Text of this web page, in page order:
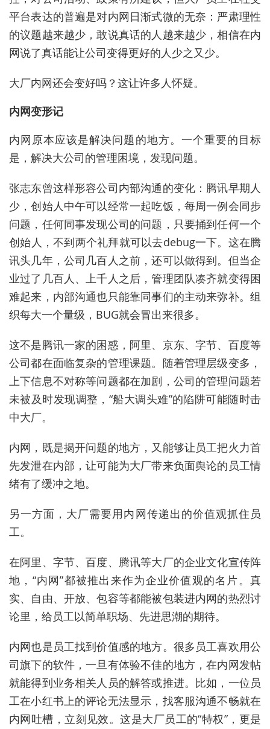
平台表达的普遍是对内网日渐式微的无奈：严肃理性
的议题越来越少，敢说真话的人越来越少，相信在内
网说了真话能让公司变得更好的人少之又少。
大厂内网还会变好吗？这让许多人怀疑。
内网变形记
内网原本应该是解决问题的地方。一个重要的目标
是，解决大公司的管理困境，发现问题。
张志东曾这样形容公司内部沟通的变化：腾讯早期人
少，创始人中午可以经常一起吃饭，每周一例会同步
问题，任何同事发现公司的问题，只要捅到任何一个
创始人，不到两个礼拜就可以去debug一下。这在腾
讯头几年，公司几百人之前，还可以做得到。但当企
业过了几百人、上千人之后，管理团队凑齐就变得困
难起来，内部沟通也只能靠同事们的主动来弥补。组
织每大一个量级，BUG就会冒出来很多。
这不是腾讯一家的困惑，阿里、京东、字节、百度等
公司都在面临复杂的管理课题。随着管理层级变多，
上下信息不对称等问题都在加剧，公司的管理问题若
未被及时发现调整，“船大调头难”的陷阱可能随时击
中大厂。
内网，既是揭开问题的地方，又能够让员工把火力首
先发泄在内部，让可能为大厂带来负面舆论的员工情
绪有了缓冲之地。
另一方面，大厂需要用内网传递出的价值观抓住员
工。
在阿里、字节、百度、腾讯等大厂的企业文化宣传阵
地，“内网”都被推出来作为企业价值观的名片。真
实、自由、开放、包容等都能被包装进内网的热烈讨
论里，给员工以简单职场、先进思潮的期待。
内网也是员工找到价值感的地方。很多员工喜欢用公
司旗下的软件，一旦有体验不佳的地方，在内网发帖
就能得到业务相关人员的解答或推进。比如，一位员
工在小红书上的评论无法显示，找客服沟通不畅就在
内网吐槽，立刻见效。这是大厂员工的“特权”，更是